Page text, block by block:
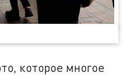
которое многое